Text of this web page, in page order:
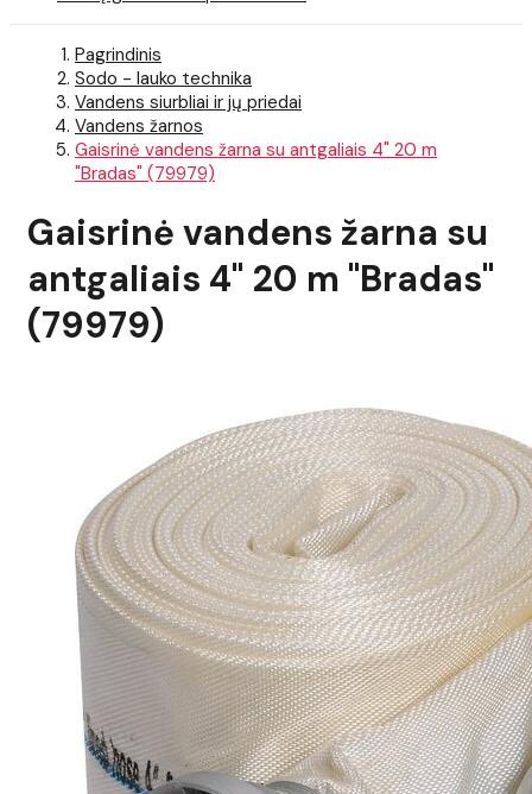
Pagrindinis
Sodo - lauko technika
Vandens siurbliai ir jų priedai
Vandens žarnos
Gaisrinė vandens žarna su antgaliais 4" 20 m
"Bradas" (79979)
Gaisrinė vandens žarna su
antgaliais 4" 20 m "Bradas"
(79979)